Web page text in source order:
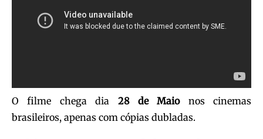
O filme chega dia 28 de Maionos cinemas
brasileiros, apenas com cópias dubladas.